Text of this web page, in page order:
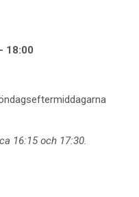
18:00
16:15 och 17:30.